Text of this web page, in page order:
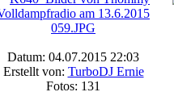
Datum: 04.07.2015 22:03
Erstellt von: TurboDJ Ernie
Fotos: 131